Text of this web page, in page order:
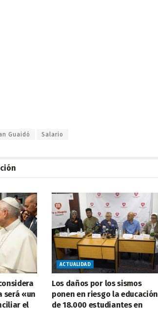
Guaidó Salario
será «un
el
ACTUALIDAD
Los daños por los sismos
ponen en riesgo la educación
de 18.000 estudiantes en